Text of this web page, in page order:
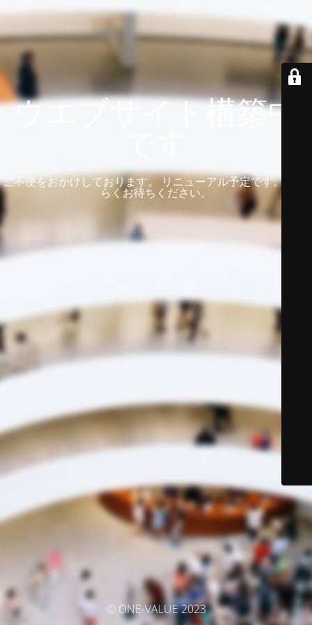
ウエブサイト構築中
ご不便をおかけしております。 リニューアル予定です。 しば
らくお待ちください。
© ONE-VALUE 2023